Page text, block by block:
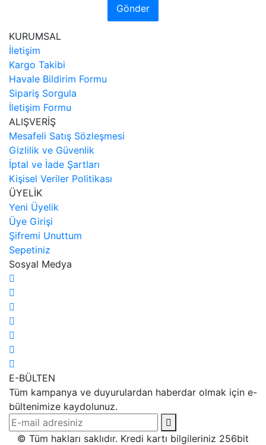
Gönder
KURUMSAL
İletişim
Kargo Takibi
Havale Bildirim Formu
Sipariş Sorgula
İletişim Formu
ALIŞVERİŞ
Mesafeli Satış Sözleşmesi
Gizlilik ve Güvenlik
İptal ve İade Şartları
Kişisel Veriler Politikası
ÜYELİK
Yeni Üyelik
Üye Girişi
Şifremi Unuttum
Sepetiniz
Sosyal Medya
E-BÜLTEN
Tüm kampanya ve duyurulardan haberdar olmak için e-
bültenimize kaydolunuz.
© Tüm hakları saklıdır. Kredi kartı bilgileriniz 256bit